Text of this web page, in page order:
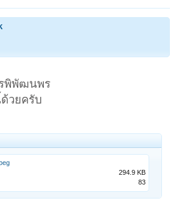
พิพัฒนพร
วยครับ
294.9 KB
83